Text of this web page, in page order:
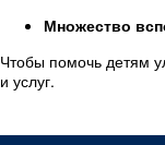
Множество
Чтобы помочь детям
и услуг.